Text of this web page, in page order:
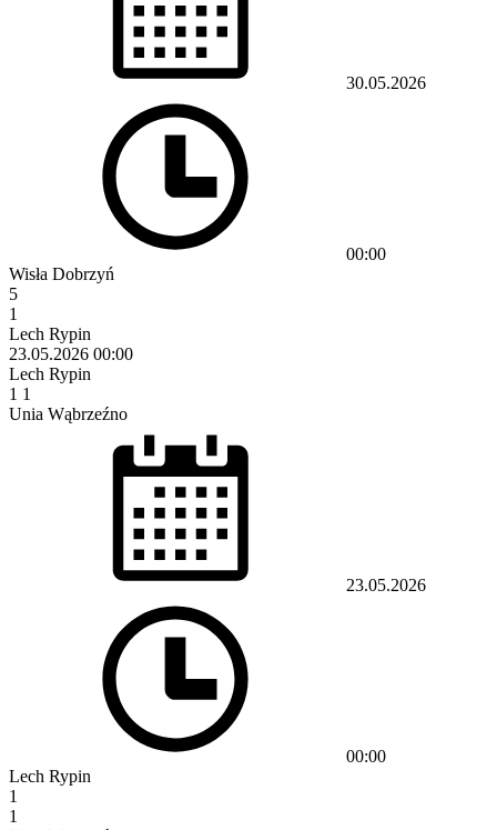
30.05.2026
00:00
Wisła Dobrzyń
5
1
Lech Rypin
23.05.2026 00:00
Lech Rypin
1 1
Unia Wąbrzeźno
23.05.2026
00:00
Lech Rypin
1
1